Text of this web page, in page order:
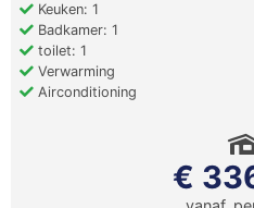
Keuken: 1
Badkamer: 1
toilet: 1
Verwarming
Airconditioning
€